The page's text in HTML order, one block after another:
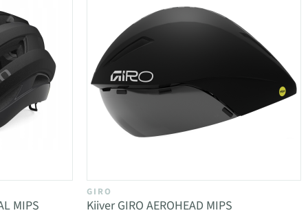
MIPS
GIRO
Kiiver GIRO AEROHEAD MIPS